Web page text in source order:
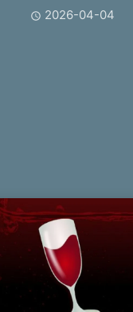
 2026-04-04